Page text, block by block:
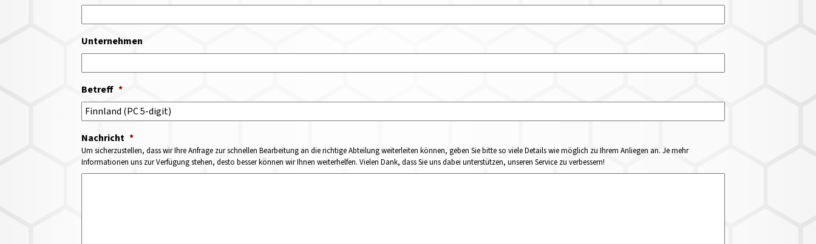
Unternehmen
Betreff *
Nachricht *
Um sicherzustellen, dass wir Ihre Anfrage zur schnellen Bearbeitung an die richtige Abteilung weiterleiten können, geben Sie bitte so viele Details wie möglich zu Ihrem Anliegen an. Je mehr
Informationen uns zur Verfügung stehen, desto besser können wir Ihnen weiterhelfen. Vielen Dank, dass Sie uns dabei unterstützen, unseren Service zu verbessern!